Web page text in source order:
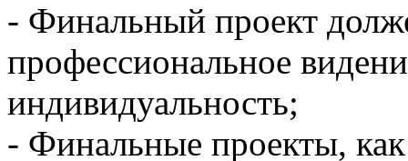
- Финальный проект
профессиональное
индивидуальность;
- Финальные проекты,